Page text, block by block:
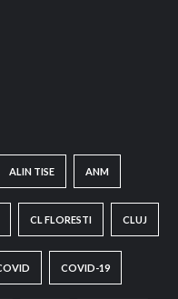
ALIN TISE ANM
CL FLORESTI CLUJ
COVID-19